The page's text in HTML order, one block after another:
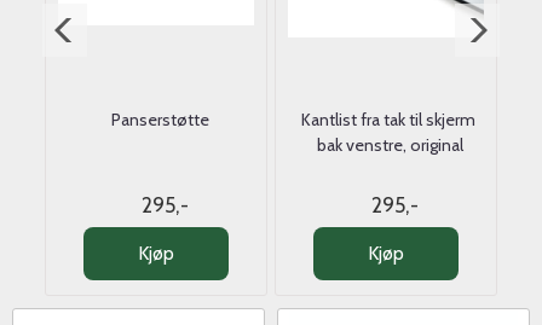
Panserstøtte
295,-
Kjøp
Kantlist fra tak til skjerm 
bak venstre, original
295,-
Kjøp